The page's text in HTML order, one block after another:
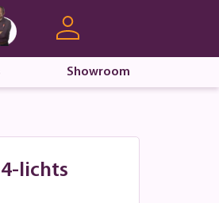
Showroom
lichts